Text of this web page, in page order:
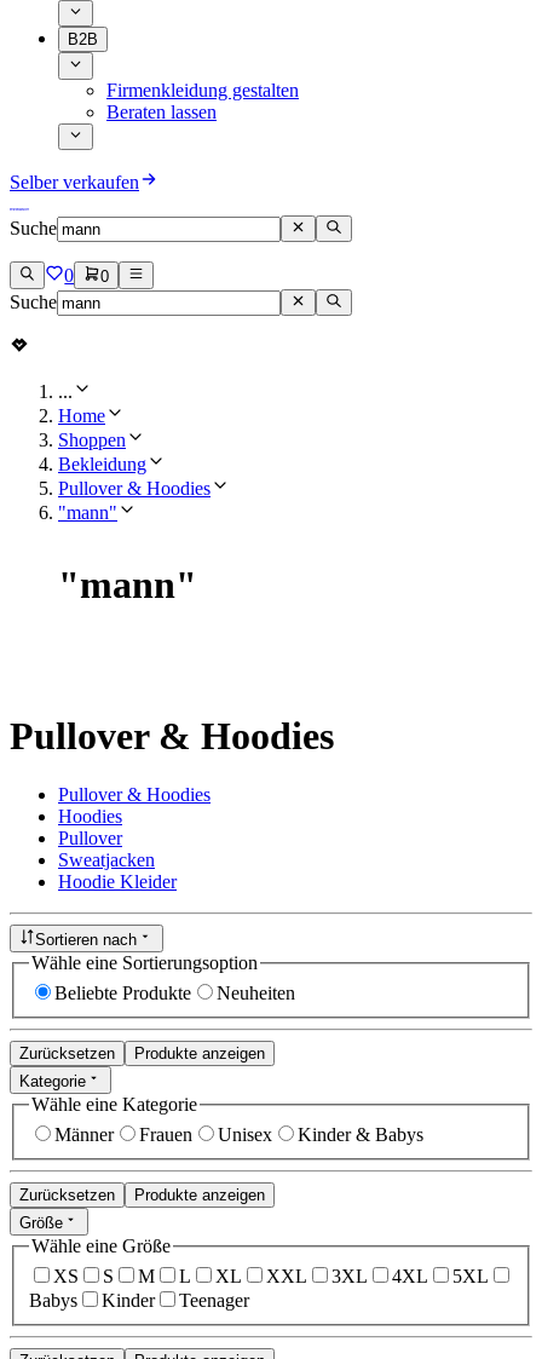
B2B
Firmenkleidung gestalten
Beraten lassen
Selber verkaufen
Suche
0 0
Suche
...
Home
Shoppen
Bekleidung
Pullover & Hoodies
"mann"
"mann"
Pullover & Hoodies
Pullover & Hoodies
Hoodies
Pullover
Sweatjacken
Hoodie Kleider
Sortieren nach
Wähle eine Sortierungsoption
Beliebte Produkte
Neuheiten
Zurücksetzen
Produkte anzeigen
Kategorie
Wähle eine Kategorie
Männer
Frauen Unisex Kinder & Babys
Zurücksetzen
Produkte anzeigen
Größe
Wähle eine Größe
XS
S M L XL XXL 3XL 4XL
5XL
Babys
Kinder Teenager